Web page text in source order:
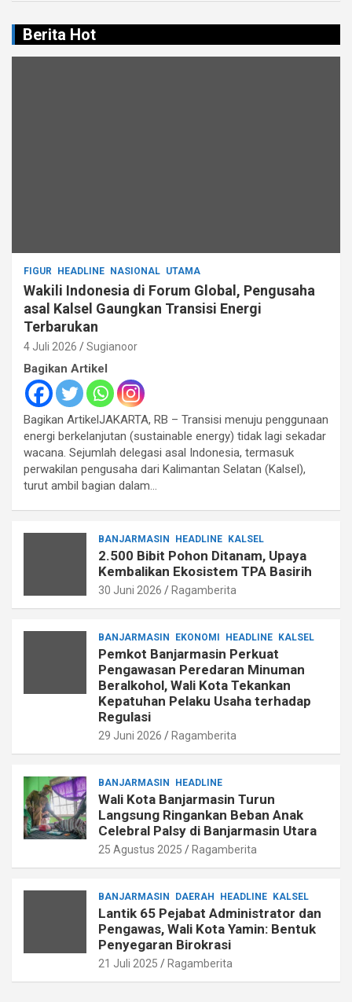
Berita Hot
FIGUR HEADLINE NASIONAL UTAMA
Wakili Indonesia di Forum Global, Pengusaha
asal Kalsel Gaungkan Transisi Energi
Terbarukan
4 Juli 2026 Sugianoor
Bagikan Artikel
Bagikan ArtikelJAKARTA, RB – Transisi menuju penggunaan
energi berkelanjutan (sustainable energy) tidak lagi sekadar
wacana. Sejumlah delegasi asal Indonesia, termasuk
perwakilan pengusaha dari Kalimantan Selatan (Kalsel),
turut ambil bagian dalam…
BANJARMASIN HEADLINE KALSEL
2.500 Bibit Pohon Ditanam, Upaya
Kembalikan Ekosistem TPA Basirih
30 Juni 2026 Ragamberita
BANJARMASIN EKONOMI HEADLINE KALSEL
Pemkot Banjarmasin Perkuat
Pengawasan Peredaran Minuman
Beralkohol, Wali Kota Tekankan
Kepatuhan Pelaku Usaha terhadap
Regulasi
29 Juni 2026 Ragamberita
BANJARMASIN HEADLINE
Wali Kota Banjarmasin Turun
Langsung Ringankan Beban Anak
Celebral Palsy di Banjarmasin Utara
25 Agustus 2025 Ragamberita
BANJARMASIN DAERAH HEADLINE KALSEL
Lantik 65 Pejabat Administrator dan
Pengawas, Wali Kota Yamin: Bentuk
Penyegaran Birokrasi
21 Juli 2025 Ragamberita